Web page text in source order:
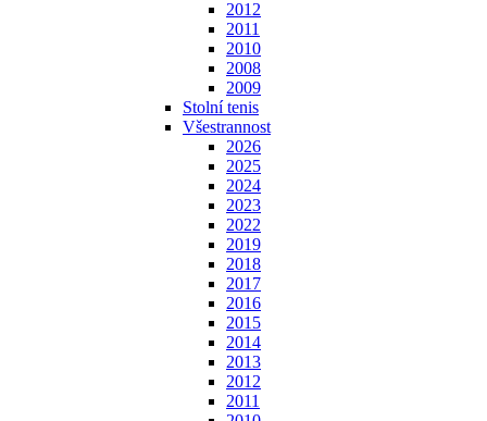
2012
2011
2010
2008
2009
Stolní tenis
Všestrannost
2026
2025
2024
2023
2022
2019
2018
2017
2016
2015
2014
2013
2012
2011